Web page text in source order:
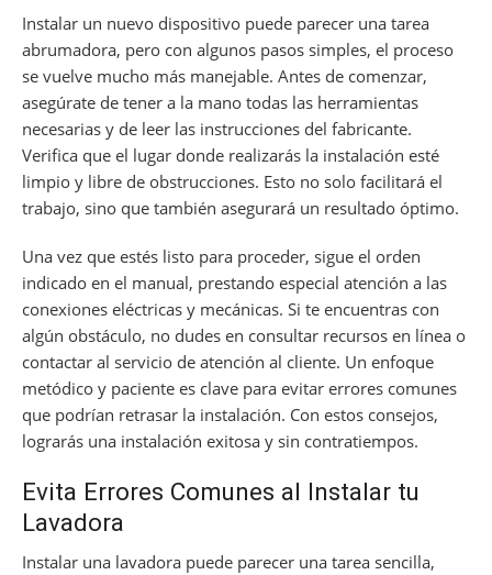
Instalar un nuevo dispositivo puede parecer una tarea
abrumadora, pero con algunos pasos simples, el proceso
se vuelve mucho más manejable. Antes de comenzar,
asegúrate de tener a la mano todas las herramientas
necesarias y de leer las instrucciones del fabricante.
Verifica que el lugar donde realizarás la instalación esté
limpio y libre de obstrucciones. Esto no solo facilitará el
trabajo, sino que también asegurará un resultado óptimo.
Una vez que estés listo para proceder, sigue el orden
indicado en el manual, prestando especial atención a las
conexiones eléctricas y mecánicas. Si te encuentras con
algún obstáculo, no dudes en consultar recursos en línea o
contactar al servicio de atención al cliente. Un enfoque
metódico y paciente es clave para evitar errores comunes
que podrían retrasar la instalación. Con estos consejos,
lograrás una instalación exitosa y sin contratiempos.
Evita Errores Comunes al Instalar tu
Lavadora
Instalar una lavadora puede parecer una tarea sencilla,